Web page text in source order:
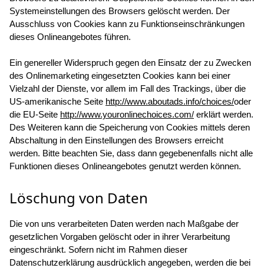
Systemeinstellungen des Browsers gelöscht werden. Der
Ausschluss von Cookies kann zu Funktionseinschränkungen
dieses Onlineangebotes führen.
Ein genereller Widerspruch gegen den Einsatz der zu Zwecken
des Onlinemarketing eingesetzten Cookies kann bei einer
Vielzahl der Dienste, vor allem im Fall des Trackings, über die
US-amerikanische Seite http://www.aboutads.info/choices/oder
die EU-Seite http://www.youronlinechoices.com/ erklärt werden.
Des Weiteren kann die Speicherung von Cookies mittels deren
Abschaltung in den Einstellungen des Browsers erreicht
werden. Bitte beachten Sie, dass dann gegebenenfalls nicht alle
Funktionen dieses Onlineangebotes genutzt werden können.
Löschung von Daten
Die von uns verarbeiteten Daten werden nach Maßgabe der
gesetzlichen Vorgaben gelöscht oder in ihrer Verarbeitung
eingeschränkt. Sofern nicht im Rahmen dieser
Datenschutzerklärung ausdrücklich angegeben, werden die bei